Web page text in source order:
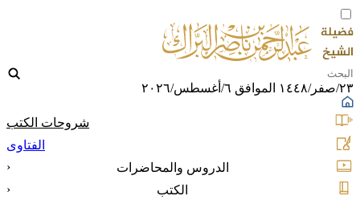
٢٣/صفر/١٤٤٨ الموافق ٦/أغسطس/٢٠٢٦
شروحات الكتب
الفتاوى
الدروس والمحاضرات
‹
الكتب
‹